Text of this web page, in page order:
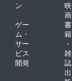
ン
映
画
ゲー
ム・
サー
ビス
開発
書
籍
・
雑
誌
出